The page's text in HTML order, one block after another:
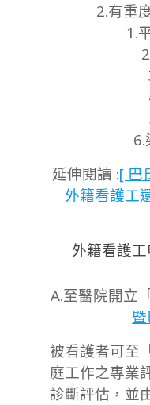
2.有重
1.
6.
延伸閱讀 :[ 巴
外籍看護工
外籍看護
A.至醫院開立
被看護者可至
庭工作之專業
診斷評估，並